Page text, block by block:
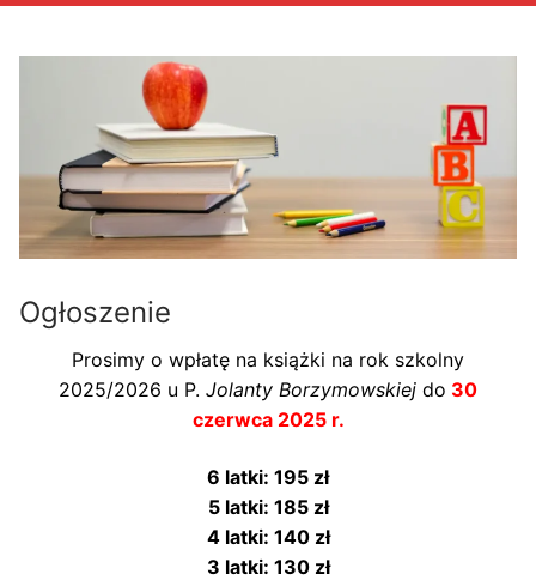
Ogłoszenie
Prosimy o wpłatę na książki na rok szkolny
2025/2026 u P. Jolanty Borzymowskiej do 30
czerwca 2025 r.
6 latki: 195 zł
5 latki: 185 zł
4 latki: 140 zł
3 latki: 130 zł